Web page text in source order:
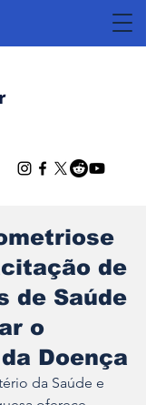
de
de Saúde
o
Doença
da Saúde e